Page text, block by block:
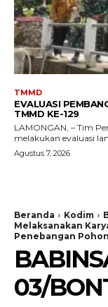
TMMD
EVALUASI
TMMD KE-129
LAMONGAN, – Tim
melakukan evaluasi
Agustus 7, 2026